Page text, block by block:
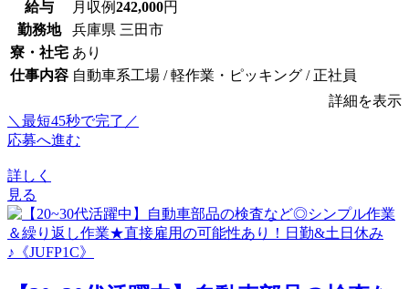
給与 月収例242,000円
勤務地
兵庫県 三田市
寮・社宅 あり
仕事内容 自動車系工場 / 軽作業・ピッキング / 正社員
詳細を表示
＼最短45秒で完了／
応募へ進む
詳しく
見る